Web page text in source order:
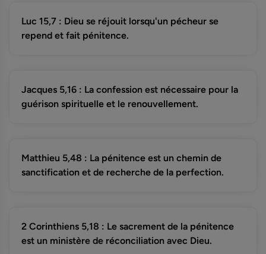
Luc 15,7 : Dieu se réjouit lorsqu'un pécheur se
repend et fait pénitence.
Jacques 5,16 : La confession est nécessaire pour la
guérison spirituelle et le renouvellement.
Matthieu 5,48 : La pénitence est un chemin de
sanctification et de recherche de la perfection.
2 Corinthiens 5,18 : Le sacrement de la pénitence
est un ministère de réconciliation avec Dieu.